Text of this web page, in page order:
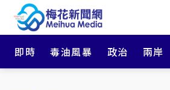
即時 毒油風暴 政治 兩岸